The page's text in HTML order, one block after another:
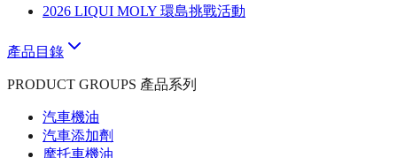
2026 LIQUI MOLY 環島挑戰活動
產品目錄
PRODUCT GROUPS 產品系列
汽車機油
汽車添加劑
摩托車機油